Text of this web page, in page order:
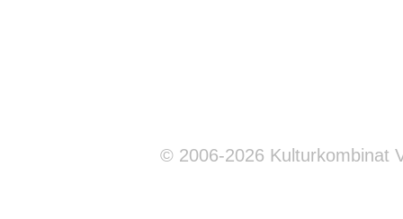
© 2006-2026